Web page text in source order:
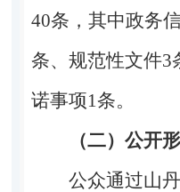
40条，其中政务
条、规范性文件3
诺事项1条。
（二）公开
公众通过山